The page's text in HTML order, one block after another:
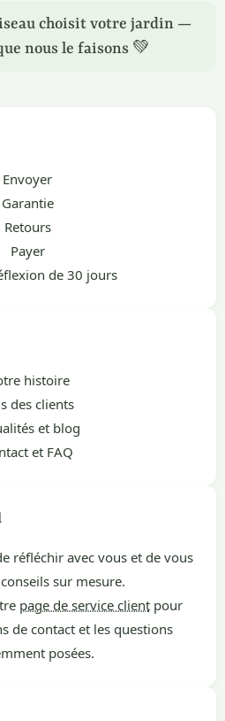
choisit votre jardin —
nous le faisons 💚
Envoyer
Garantie
Retours
Payer
de 30 jours
histoire
des clients
et blog
et FAQ
réfléchir avec vous et de vous
sur mesure.
page de service clientpour
de contact et les questions
posées.